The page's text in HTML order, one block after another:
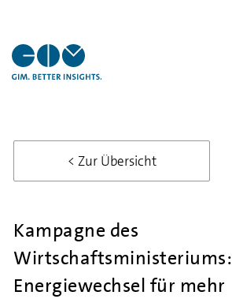
< Zur Übersicht
Kampagne des
Wirtschaftsministeriums:
Energiewechsel für mehr